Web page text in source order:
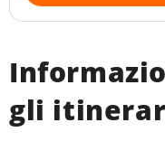
gli